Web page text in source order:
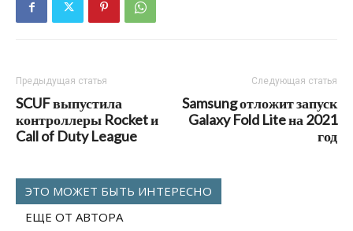
Предыдущая статья
SCUF выпустила
контроллеры Rocket и
Call of Duty League
Следующая статья
Samsung отложит запуск
Galaxy Fold Lite на 2021
год
ЭТО МОЖЕТ БЫТЬ ИНТЕРЕСНО
ЕЩЕ ОТ АВТОРА